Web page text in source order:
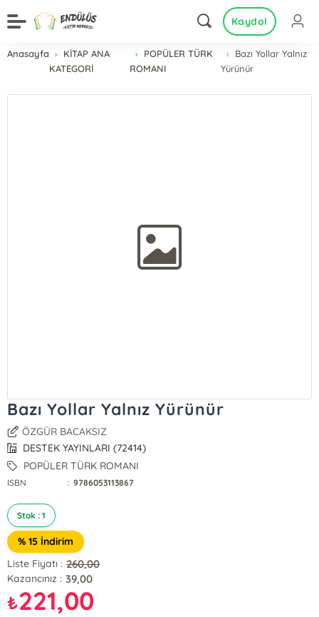
Kaydol
Anasayfa
KİTAP ANA
KATEGORİ
POPÜLER TÜRK
ROMANI
Bazı Yollar Yalnız
Yürünür
Bazı Yollar Yalnız Yürünür
ÖZGÜR BACAKSIZ
DESTEK YAYINLARI (72414)
POPÜLER TÜRK ROMANI
ISBN : 9786053113867
Stok : 1
% 15 İndirim
Liste Fiyatı : 260,00
Kazancınız : 39,00
₺221,00